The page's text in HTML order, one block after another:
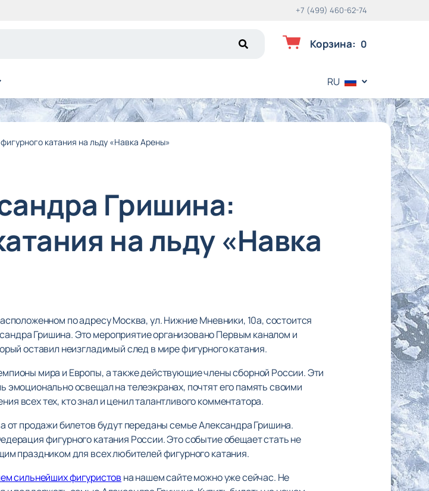
+7 (499) 460-62-74
Корзина: 0
RU
катания на льду «Навка Арены»
Гришина:
на льду «Навка
по адресу Москва, ул. Нижние Мневники, 10а, состоится
Гришина. Это мероприятие организовано Первым каналом и
оставил неизгладимый след в мире фигурного катания.
мира и Европы, а также действующие члены сборной России. Эти
освещал на телеэкранах, почтят его память своими
всех тех, кто знал и ценил талантливого комментатора.
от продажи билетов будут переданы семье Александра Гришина.
фигурного катания России. Это событие обещает стать не
праздником для всех любителей фигурного катания.
сильнейших фигуристов на нашем сайте можно уже сейчас. Не